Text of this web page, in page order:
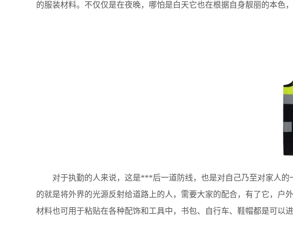
的服装材料。不仅仅是在夜晚，哪怕是白天它也在根据自身靓丽的本色
对于执勤的人来说，这是***后一道防线，也是对自己乃至对家人的
的就是将外界的光源反射给道路上的人，需要大家的配合，有了它，
材料也可用于粘贴在各种配饰和工具中，书包、自行车、鞋帽都是可以